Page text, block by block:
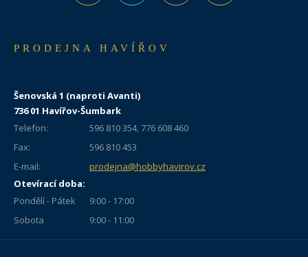
PRODEJNA HAVÍŘOV
Šenovská 1 (naproti Avanti)
736 01 Havířov-Šumbark
Telefon:
596 810 354, 776 608 460
Fax:
596 810 453
E-mail:
prodejna@hobbyhavirov.cz
Otevírací doba:
Pondělí - Pátek
9:00 - 17:00
Sobota
9:00 - 11:00